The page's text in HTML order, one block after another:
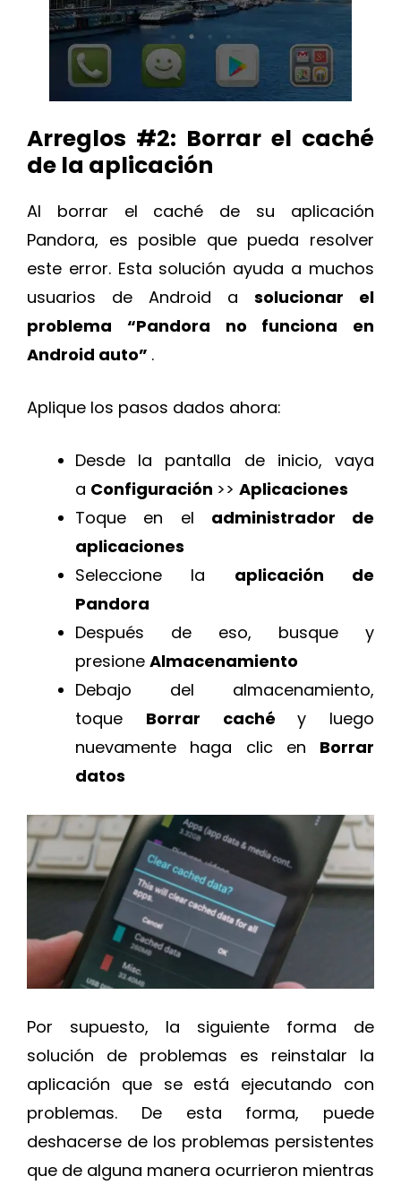
Arreglos #2: Borrar el caché
de la aplicación
Al borrar el caché de su aplicación
Pandora, es posible que pueda resolver
este error. Esta solución ayuda a muchos
usuarios de Android a solucionar el
problema “Pandora no funciona en
Android auto” .
Aplique los pasos dados ahora:
Desde la pantalla de inicio, vaya
a Configuración >> Aplicaciones
Toque en el administrador de
aplicaciones
Seleccione la aplicación de
Pandora
Después de eso, busque y
presione Almacenamiento
Debajo del almacenamiento,
toque Borrar cachéy luego
nuevamente haga clic en Borrar
datos
Por supuesto, la siguiente forma de
solución de problemas es reinstalar la
aplicación que se está ejecutando con
problemas. De esta forma, puede
deshacerse de los problemas persistentes
que de alguna manera ocurrieron mientras